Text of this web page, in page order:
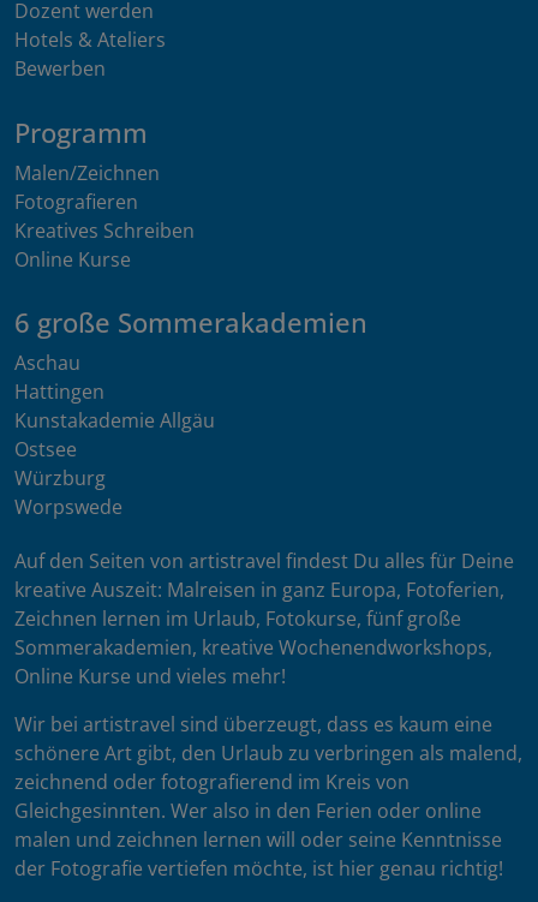
Dozent werden
Hotels & Ateliers
Bewerben
Programm
Malen/Zeichnen
Fotografieren
Kreatives Schreiben
Online Kurse
6 große Sommerakademien
Aschau
Hattingen
Kunstakademie Allgäu
Ostsee
Würzburg
Worpswede
Auf den Seiten von artistravel findest Du alles für Deine
kreative Auszeit: Malreisen in ganz Europa, Fotoferien,
Zeichnen lernen im Urlaub, Fotokurse, fünf große
Sommerakademien, kreative Wochenendworkshops,
Online Kurse und vieles mehr!
Wir bei artistravel sind überzeugt, dass es kaum eine
schönere Art gibt, den Urlaub zu verbringen als malend,
zeichnend oder fotografierend im Kreis von
Gleichgesinnten. Wer also in den Ferien oder online
malen und zeichnen lernen will oder seine Kenntnisse
der Fotografie vertiefen möchte, ist hier genau richtig!